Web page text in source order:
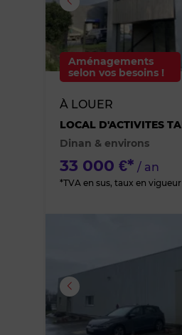
Aménagements
selon vos besoins !
À LOUER
LOCAL D'ACTIVITES
Dinan & environs
33 000 €* / an
*TVA en sus, taux en vigueur